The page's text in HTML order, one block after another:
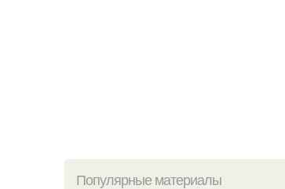
Популярные материалы